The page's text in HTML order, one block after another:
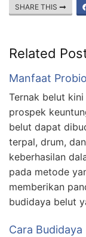
SHARE THIS
Related
Manfaat
Ternak belut
prospek
belut dapat
terpal, drum,
keberhasilan
pada metode
memberikan
budidaya belut
Cara